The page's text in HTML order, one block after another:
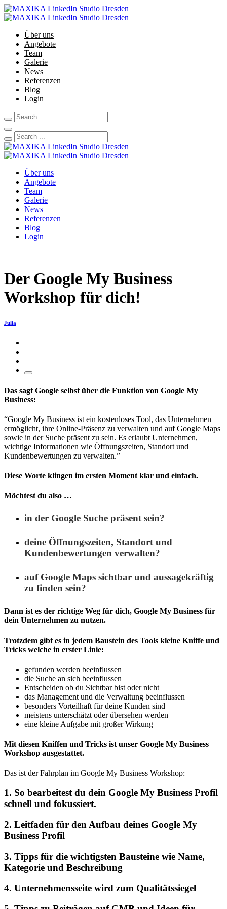
Über uns
Angebote
Team
Galerie
News
Referenzen
Blog
Login
Über uns
Angebote
Team
Galerie
News
Referenzen
Blog
Login
Der Google My Business
Workshop für dich!
Julia
Das sagt Google selbst über die Funktion von Google My
Business:
“Google My Business ist ein kostenloses Tool, das Unternehmen
ermöglicht, ihre Online-Präsenz zu verwalten und auf Google Maps
sowie in der Suche präsent zu sein. Es erlaubt Unternehmen,
wichtige Informationen wie Öffnungszeiten, Standort und
Kundenbewertungen zu verwalten.”
Diese Worte klingen im ersten Moment klar und einfach.
Möchtest du also …
in der Google Suche präsent sein?
deine Öffnungszeiten, Standort und
Kundenbewertungen verwalten?
auf Google Maps sichtbar und aussagekräftig
zu finden sein?
Dann ist es der richtige Weg für dich, Google My Business für
dein Unternehmen zu nutzen.
Trotzdem gibt es in jedem Baustein des Tools kleine Kniffe und
Tricks welche in erster Linie:
gefunden werden beeinflussen
die Suche an sich beeinflussen
Entscheiden ob du Sichtbar bist oder nicht
das Management und die Verwaltung beeinflussen
besonders Vorteilhaft für deine Kunden sind
meistens unterschätzt oder übersehen werden
eine kleine Aufgabe mit großer Wirkung
Mit diesen Kniffen und Tricks ist unser Google My Business
Workshop ausgestattet.
Das ist der Fahrplan im Google My Business Workshop:
1. So bearbeitest du dein Google My Business Profil
schnell und fokussiert.
2. Leitfaden für den Aufbau deines Google My
Business Profil
3. Tipps für die wichtigsten Bausteine wie Name,
Kategorie und Beschreibung
4. Unternehmensseite wird zum Qualitätssiegel